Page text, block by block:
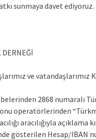
sunmaya davet ediyoruz.
DERNEĞİ
ve vatandaşlarımız
2868 numaralı
operatörlerinden
aracılığıyla açıklama
gösterilen Hesap/IBAN